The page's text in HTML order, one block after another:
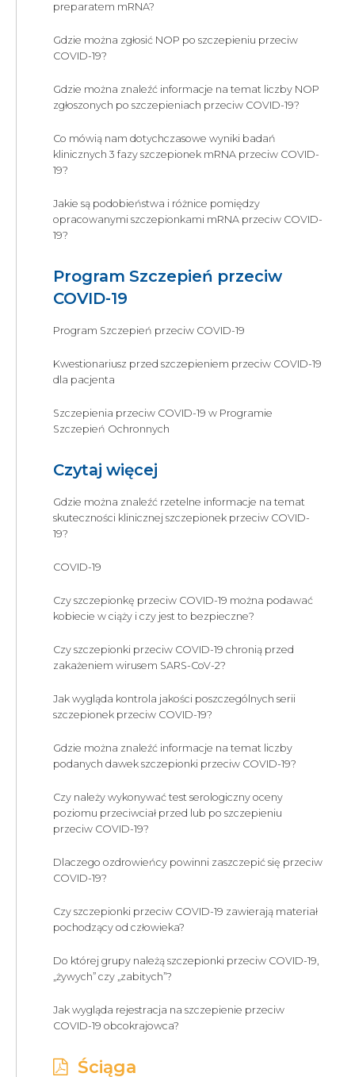
preparatem mRNA?
Gdzie można zgłosić NOP po szczepieniu przeciw
COVID-19?
Gdzie można znaleźć informacje na temat liczby NOP
zgłoszonych po szczepieniach przeciw COVID-19?
Co mówią nam dotychczasowe wyniki badań
klinicznych 3 fazy szczepionek mRNA przeciw COVID-
19?
Jakie są podobieństwa i różnice pomiędzy
opracowanymi szczepionkami mRNA przeciw COVID-
19?
Program Szczepień przeciw
COVID-19
Program Szczepień przeciw COVID-19
Kwestionariusz przed szczepieniem przeciw COVID-19
dla pacjenta
Szczepienia przeciw COVID-19 w Programie
Szczepień Ochronnych
Czytaj więcej
Gdzie można znaleźć rzetelne informacje na temat
skuteczności klinicznej szczepionek przeciw COVID-
19?
COVID-19
Czy szczepionkę przeciw COVID-19 można podawać
kobiecie w ciąży i czy jest to bezpieczne?
Czy szczepionki przeciw COVID-19 chronią przed
zakażeniem wirusem SARS-CoV-2?
Jak wygląda kontrola jakości poszczególnych serii
szczepionek przeciw COVID-19?
Gdzie można znaleźć informacje na temat liczby
podanych dawek szczepionki przeciw COVID-19?
Czy należy wykonywać test serologiczny oceny
poziomu przeciwciał przed lub po szczepieniu
przeciw COVID-19?
Dlaczego ozdrowieńcy powinni zaszczepić się przeciw
COVID-19?
Czy szczepionki przeciw COVID-19 zawierają materiał
pochodzący od człowieka?
Do której grupy należą szczepionki przeciw COVID-19,
„żywych” czy „zabitych”?
Jak wygląda rejestracja na szczepienie przeciw
COVID-19 obcokrajowca?
Ściąga